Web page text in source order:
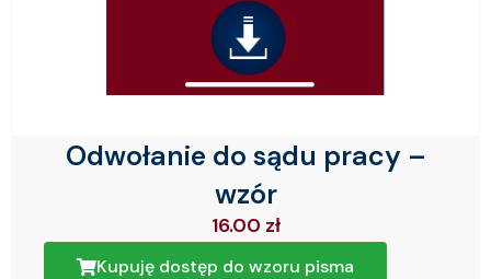
Odwołanie do sądu pracy –
wzór
16.00 zł
Kupuję dostęp do wzoru pisma